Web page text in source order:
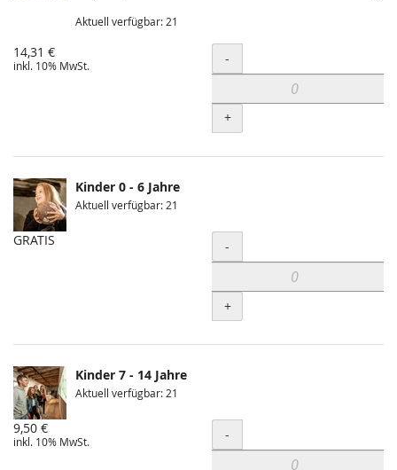
Aktuell verfügbar: 21
14,31 €
inkl. 10% MwSt. Menge
-
+
Kinder 0 - 6 Jahre
Aktuell verfügbar: 21
GRATIS Menge
-
+
Kinder 7 - 14 Jahre
Aktuell verfügbar: 21
9,50 €
inkl. 10% MwSt. Menge
-